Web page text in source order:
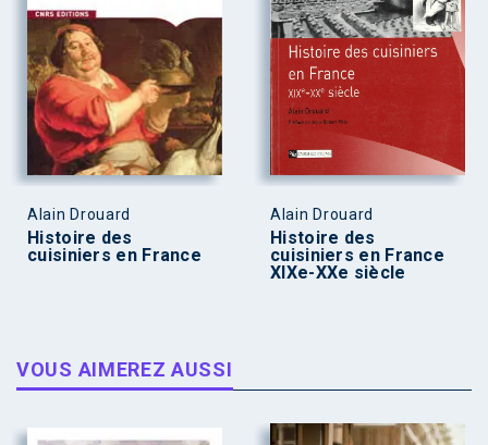
Alain Drouard
Histoire des
cuisiniers en France
Alain Drouard
Histoire des
cuisiniers en France
XIXe-XXe siècle
VOUS AIMEREZ AUSSI